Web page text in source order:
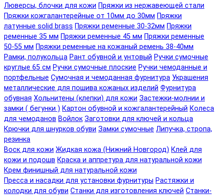
Люверсы, блочки для кожи Пряжки из нержавеющей стали
Пряжки кожгалантерейные от 10мм до 30мм Пряжки
латунные solid brass Пряжки ременные 30-32мм Пряжки
ременные 35 мм Пряжки ременные 45 мм Пряжки ременные
50-55 мм Пряжки ременные на кожаный ремень 38-40мм
Рамки, полукольца Рант обувной и унтовый Ручки сумочные
круглые 65 см Ручки сумочные плоские Ручки чемоданные и
портфельные Сумочная и чемоданная фурнитура Украшения
металлические для пошива кожаных изделий Фурнитура
обувная Хольнитены (клепки) для кожи Застежки-молнии и
замки ( бегунки ) Картон обувной и кожгалантерейный Колеса
для чемоданов Войлок Заготовки для ключей и кольца
Крючки для шнурков обуви Замки сумочные Липучка, стропа,
резинка
Воск для кожи Жидкая кожа (Нижний Новгород) Клей для
кожи и подошв Краска и аппретура для натуральной кожи
Крем финишный для натуральной кожи
Пресса и насадки для установки фурнитуры Растяжки и
колодки для обуви Станки для изготовления ключей Станки-